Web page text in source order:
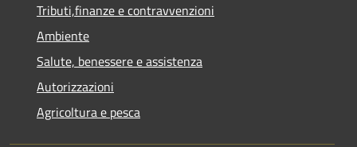
Tributi,finanze e contravvenzioni
Ambiente
Salute, benessere e assistenza
Autorizzazioni
Agricoltura e pesca